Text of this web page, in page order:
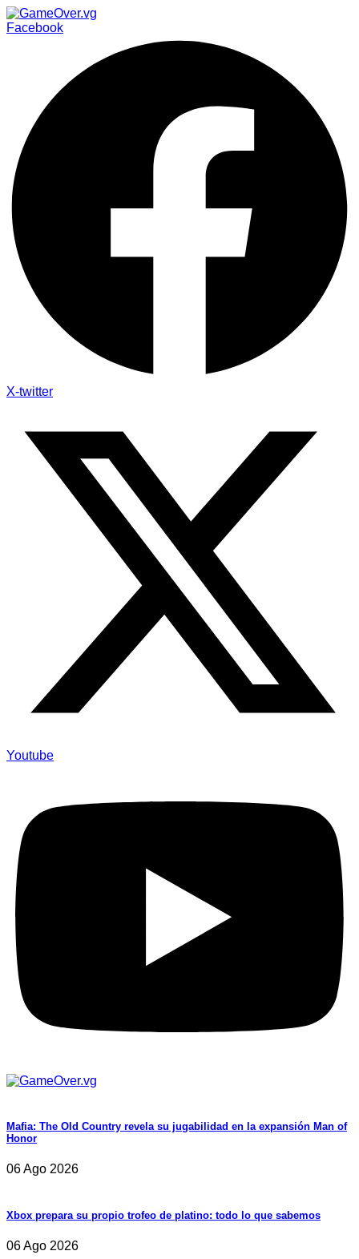
Facebook
X-twitter
Youtube
Mafia: The Old Country revela su jugabilidad en la expansión Man of
Honor
06 Ago 2026
Xbox prepara su propio trofeo de platino: todo lo que sabemos
06 Ago 2026